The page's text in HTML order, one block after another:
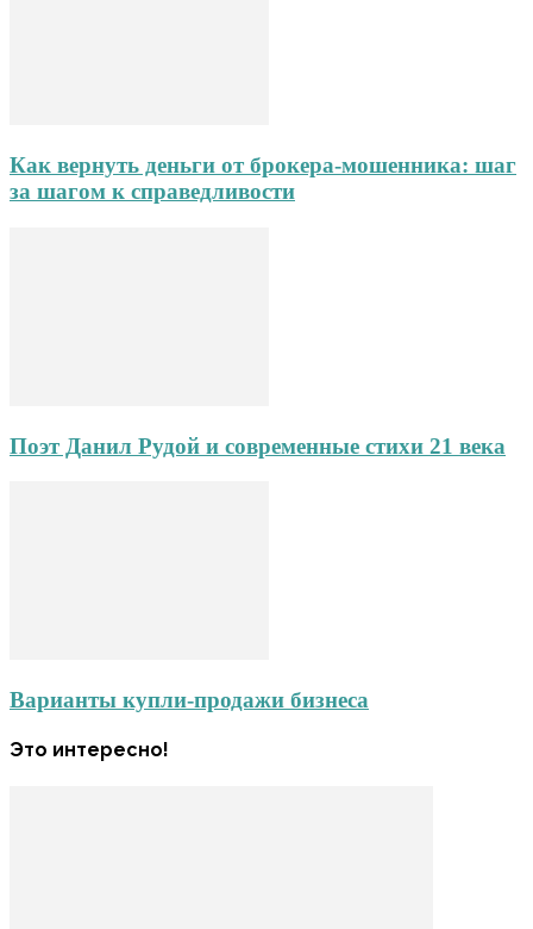
Как вернуть деньги от брокера-мошенника: шаг
за шагом к справедливости
Поэт Данил Рудой и современные стихи 21 века
Варианты купли-продажи бизнеса
Это интересно!